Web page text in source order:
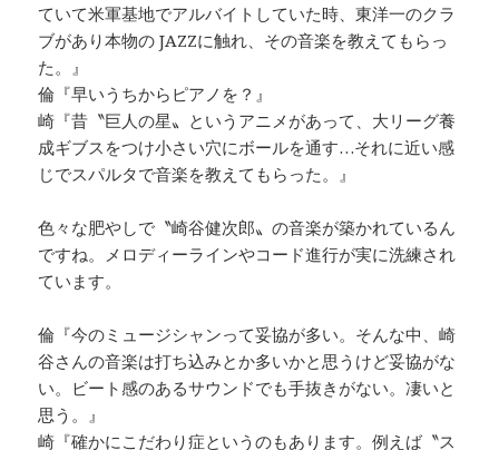
ていて米軍基地でアルバイトしていた時、東洋一のクラ
ブがあり本物の JAZZに触れ、その音楽を教えてもらっ
た。』
倫『早いうちからピアノを？』
崎『昔〝巨人の星〟というアニメがあって、大リーグ養
成ギブスをつけ小さい穴にボールを通す…それに近い感
じでスパルタで音楽を教えてもらった。』
色々な肥やしで〝崎谷健次郎〟の音楽が築かれているん
ですね。メロディーラインやコード進行が実に洗練され
ています。
倫『今のミュージシャンって妥協が多い。そんな中、崎
谷さんの音楽は打ち込みとか多いかと思うけど妥協がな
い。ビート感のあるサウンドでも手抜きがない。凄いと
思う。』
崎『確かにこだわり症というのもあります。例えば〝ス